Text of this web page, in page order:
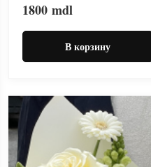
1800 mdl
В корзину